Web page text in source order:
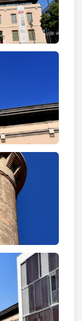
L.
del moment,
600 persones.
nou i es van fer
tenia
als
a les
Cabrils i Torelló.
milions i mig
a que l’any
adquirida per
tancant el
de
enderrocat
ocupava.